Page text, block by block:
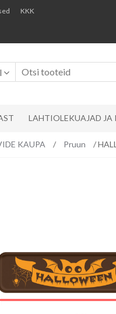
KKK
LAHTIOLEKUAJAD JA
KAUPA / Pruun /